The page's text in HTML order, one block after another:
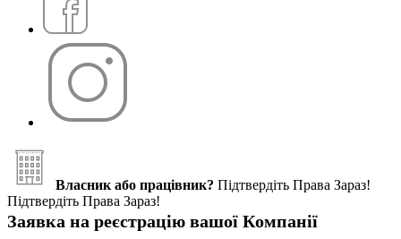
Власник або працівник? Підтвердіть Права Зараз!
Підтвердіть Права Зараз!
Заявка на реєстрацію вашої Компанії